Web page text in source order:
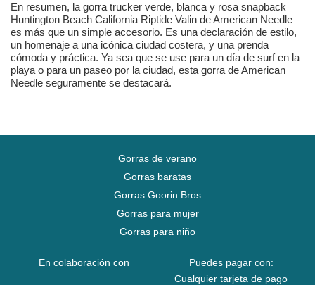
En resumen, la gorra trucker verde, blanca y rosa snapback
Huntington Beach California Riptide Valin de American Needle
es más que un simple accesorio. Es una declaración de estilo,
un homenaje a una icónica ciudad costera, y una prenda
cómoda y práctica. Ya sea que se use para un día de surf en la
playa o para un paseo por la ciudad, esta gorra de American
Needle seguramente se destacará.
Gorras de verano
Gorras baratas
Gorras Goorin Bros
Gorras para mujer
Gorras para niño
En colaboración con
Puedes pagar con:
Cualquier tarjeta de pago